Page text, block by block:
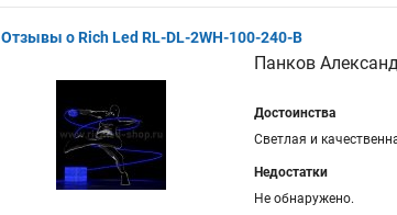
Отзывы о Rich Led RL-DL-2WH-100-240-B
Панков
Достоинства
Светлая и
Недостатки
Не обнаружено.